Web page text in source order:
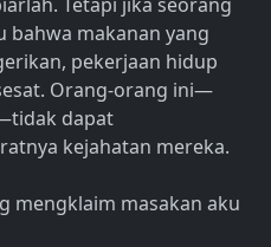
Tetapi jika seorang
bahwa makanan yang
pekerjaan hidup
Orang-orang ini—
dapat
kejahatan mereka.
mengklaim masakan aku